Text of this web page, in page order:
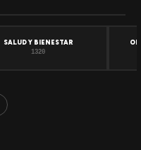
SALUD Y BIENESTAR
1320